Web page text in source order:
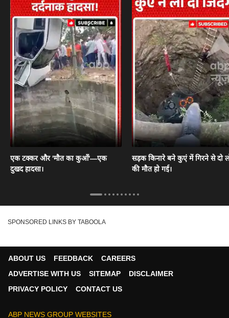
एक टक्कर और 'मौत का कुआँ'—एक
दुखद हादसा।
सड़क किनारे बने कुएं में गिरने से दो
की मौत हो गई।
SPONSORED LINKS BY TABOOLA
ABOUT US FEEDBACK
CAREERS
ADVERTISE WITH US
SITEMAP
DISCLAIMER
PRIVACY POLICY
CONTACT US
ABP NEWS GROUP WEBSITES